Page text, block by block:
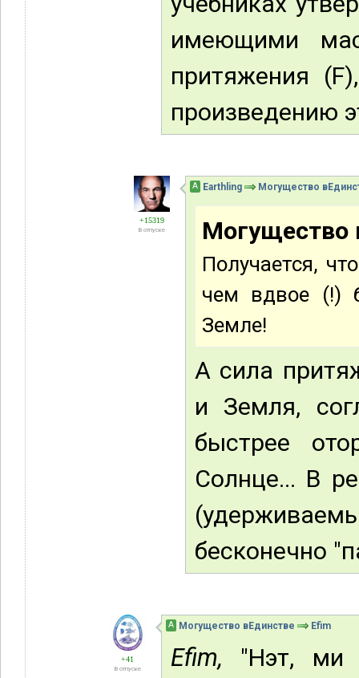
имеющими
притяжения
произведению
+15319
В отпуске
А Earthling Могущество
Могущество
Получается,
чем вдвое (!)
Земле!
А сила
и Земля,
быстрее
Солнце... В
бесконечно
+41
В отпуске
А Могущество вЕдинстве Efim
Efim, "Нэт, ми